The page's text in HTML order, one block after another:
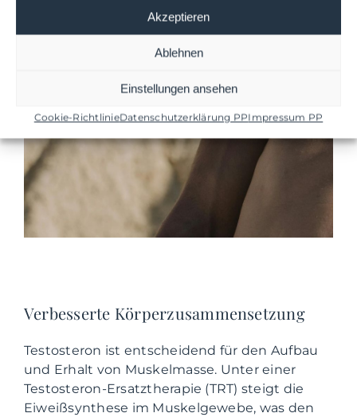
Akzeptieren
Ablehnen
Einstellungen ansehen
Cookie-RichtlinieDatenschutzerklärung PPImpressum PP
konkret?
Verbesserte Körperzusammensetzung
Testosteron ist entscheidend für den Aufbau
und Erhalt von Muskelmasse. Unter einer
Testosteron-Ersatztherapie (TRT) steigt die
Eiweißsynthese im Muskelgewebe, was den